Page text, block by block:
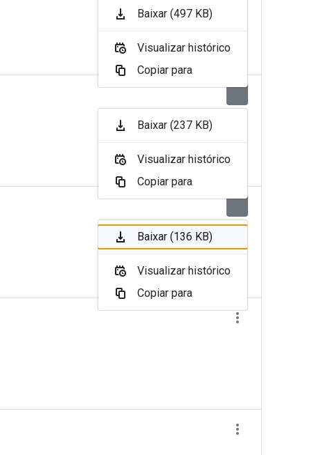
Baixar (497 KB)
Visualizar histórico
Copiar para
Baixar (237 KB)
Visualizar histórico
Copiar para
Baixar (136 KB)
Visualizar histórico
Copiar para